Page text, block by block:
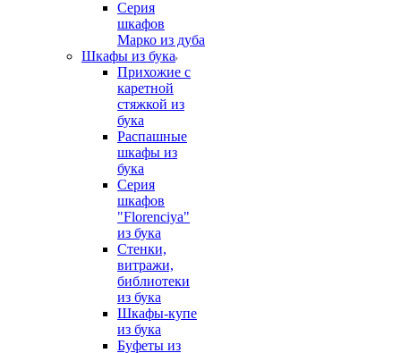
Серия
шкафов
Марко из дуба
Шкафы из бука
Прихожие с
каретной
стяжкой из
бука
Распашные
шкафы из
бука
Серия
шкафов
"Florenciya"
из бука
Стенки,
витражи,
библиотеки
из бука
Шкафы-купе
из бука
Буфеты из